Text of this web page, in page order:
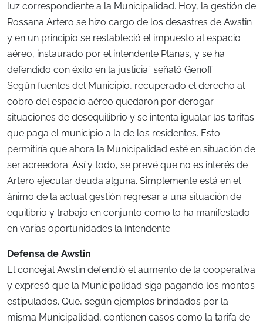
luz correspondiente a la Municipalidad. Hoy, la gestión de
Rossana Artero se hizo cargo de los desastres de Awstin
y en un principio se restableció el impuesto al espacio
aéreo, instaurado por el intendente Planas, y se ha
defendido con éxito en la justicia” señaló Genoff.
Según fuentes del Municipio, recuperado el derecho al
cobro del espacio aéreo quedaron por derogar
situaciones de desequilibrio y se intenta igualar las tarifas
que paga el municipio a la de los residentes. Esto
permitiría que ahora la Municipalidad esté en situación de
ser acreedora. Así y todo, se prevé que no es interés de
Artero ejecutar deuda alguna. Simplemente está en el
ánimo de la actual gestión regresar a una situación de
equilibrio y trabajo en conjunto como lo ha manifestado
en varias oportunidades la Intendente.
Defensa de Awstin
El concejal Awstin defendió el aumento de la cooperativa
y expresó que la Municipalidad siga pagando los montos
estipulados. Que, según ejemplos brindados por la
misma Municipalidad, contienen casos como la tarifa de